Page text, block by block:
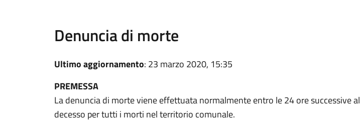
Denuncia di morte
Ultimo aggiornamento: 23 marzo 2020, 15:35
PREMESSA
La denuncia di morte viene effettuata normalmente entro le 24 ore successive al
decesso per tutti i morti nel territorio comunale.